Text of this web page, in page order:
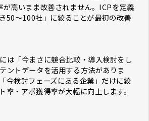
が高いまま改善されません。ICPを定義
50〜100社」に絞ることが最初の改善
は「今まさに競合比較・導入検討をし
ントデータを活用する方法がありま
今検討フェーズにある企業」だけに絞
率・アポ獲得率が大幅に向上します。